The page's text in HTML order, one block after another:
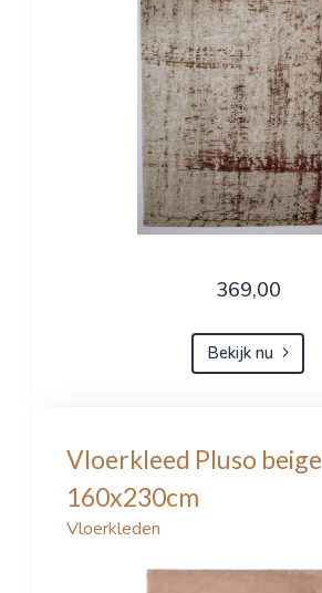
369,00
Bekijk nu
Vloerkleed Pluso beige
160x230cm
Vloerkleden